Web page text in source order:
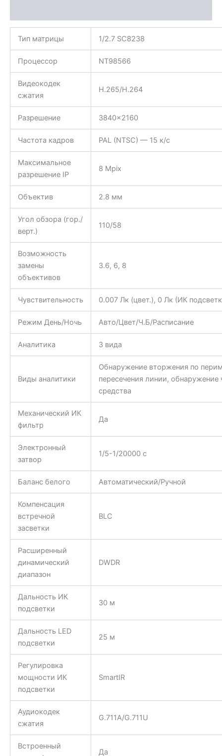
Тип матрицы 1/2.7 SC8238
Процессор NT98566
Видеокодек
сжатия
H.265/H.264
Разрешение 3840×2160
Частота кадров PAL (NTSC) — 15 к/с
Максимальное
разрешение IP
8 Mpix
Объектив 2.8 мм
Угол обзора (гор./
верт.)
110/58
Возможность
замены
объективов
3.6, 6, 8
Чувствительность 0.007 Лк (цвет.), 0 Лк (ИК
Режим День/Ночь Авто/Цвет/Ч.Б/Расписание
Аналитика 3 вида
Виды аналитики
Обнаружение вторжения по
пересечения линии, обнаружение
средства
Механический ИК
фильтр
Да
Электронный
затвор
1/5-1/20000 c
Баланс белого Автоматический/Ручной
Компенсация
встречной
засветки
BLC
Расширенный
динамический
диапазон
DWDR
Дальность ИК
подсветки
30 м
Дальность LED
подсветки
25 м
Регулировка
мощности ИК
подсветки
SmartIR
Аудиокодек
сжатия
G.711A/G.711U
Встроенный
Да